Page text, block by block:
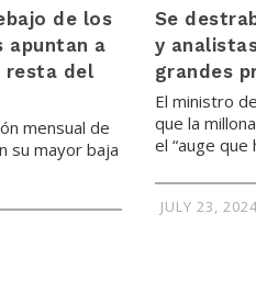
de los
apuntan a
resta del
mensual de
su mayor baja
Se
y
grandes
El ministro
que la
el “auge
JULY 23,